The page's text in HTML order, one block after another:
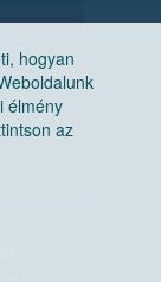
hogyan
élmény
az